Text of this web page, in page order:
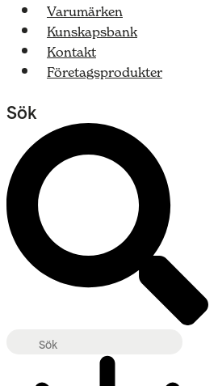
Varumärken
Kunskapsbank
Kontakt
Företagsprodukter
Sök